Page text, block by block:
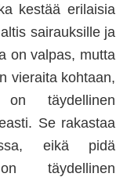
kestää erilaisia
sairauksille ja
on valpas, mutta
vieraita kohtaan,
täydellinen
Se rakastaa
eikä pidä
täydellinen